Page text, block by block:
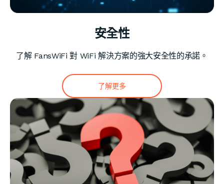
安全性
了解 FansWiFi 對 WiFi 解決方案的強大安全性的承諾。
了解更多